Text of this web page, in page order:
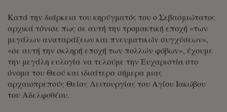
Κατά την διάρκεια του κηρύγματός του ο Σεβασμιώτατος
αρχικά τόνισε πως σε αυτή την τρομακτική εποχή «των
μεγάλων αναταράξεων και πνευματικών συγχύσεων»,
«σε αυτή την σκληρή εποχή των πολλών φόβων», έχουμε
την μεγάλη ευλογία να τελούμε την Ευχαριστία στο
όνομα του Θεού και ιδιαίτερα σήμερα μιας
αρχαιοπρεπούς Θείας Λειτουργίας του Αγίου Ιακώβου
του Αδελφοθέου.